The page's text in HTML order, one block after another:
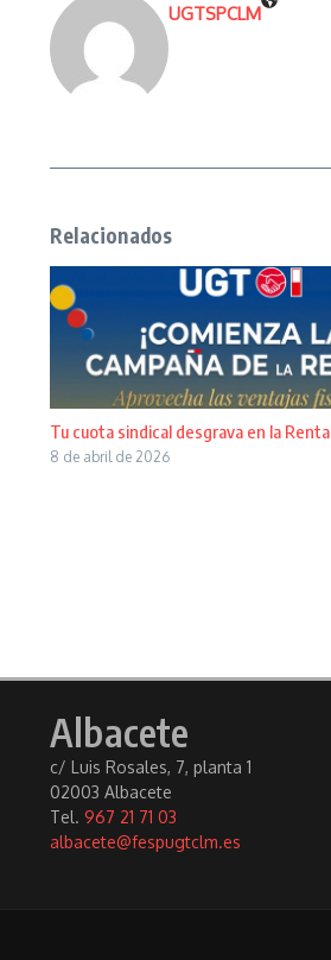
UGTSPCLM
Relacionados
Tu cuota sindical desgrava en la Renta
8 de abril de 2026
Albacete
c/ Luis Rosales, 7, planta 1
02003 Albacete
Tel. 967 21 71 03
albacete@fespugtclm.es